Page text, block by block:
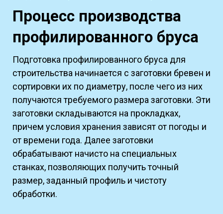
Процесс производства
профилированного бруса
Подготовка профилированного бруса для
строительства начинается с заготовки бревен и
сортировки их по диаметру, после чего из них
получаются требуемого размера заготовки. Эти
заготовки складываются на прокладках,
причем условия хранения зависят от погоды и
от времени года. Далее заготовки
обрабатывают начисто на специальных
станках, позволяющих получить точный
размер, заданный профиль и чистоту
обработки.